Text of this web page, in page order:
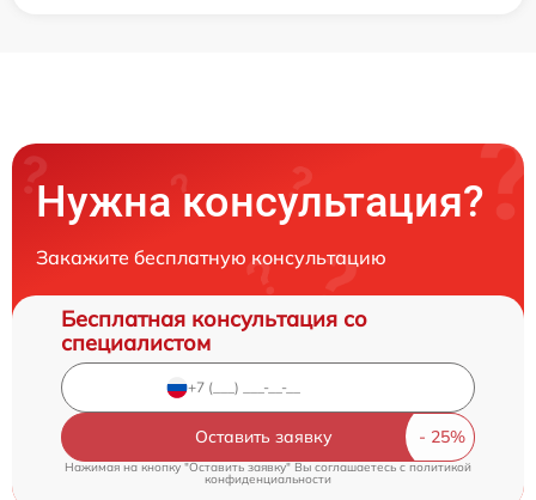
Нужна консультация?
Закажите бесплатную консультацию
Бесплатная консультация со
специалистом
Оставить заявку
Нажимая на кнопку "Оставить заявку" Вы соглашаетесь cполитикой
конфиденциальности